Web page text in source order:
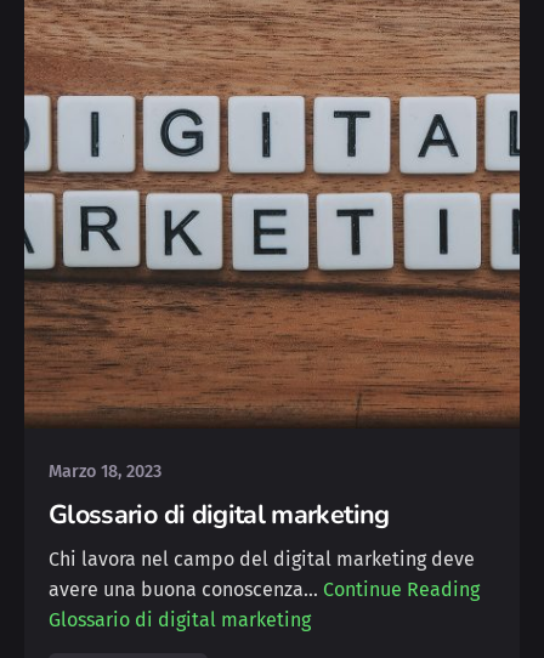
Posted by
Deborah
Marzo 18, 2023
Glossario di digital marketing
Chi lavora nel campo del digital marketing deve
avere una buona conoscenza… Continue Reading
Glossario di digital marketing